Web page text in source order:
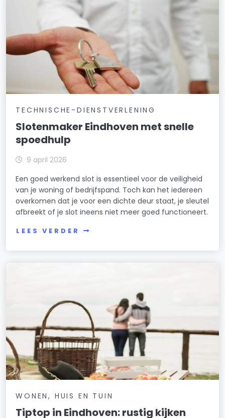
TECHNISCHE-DIENSTVERLENING
Slotenmaker Eindhoven met snelle
spoedhulp
9 april 2026
Een goed werkend slot is essentieel voor de veiligheid
van je woning of bedrijfspand. Toch kan het iedereen
overkomen dat je voor een dichte deur staat, je sleutel
afbreekt of je slot ineens niet meer goed functioneert.
LEES VERDER
WONEN, HUIS EN TUIN
Tiptop in Eindhoven: rustig kijken